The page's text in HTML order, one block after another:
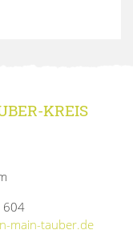
KREIS
604
main-tauber.de